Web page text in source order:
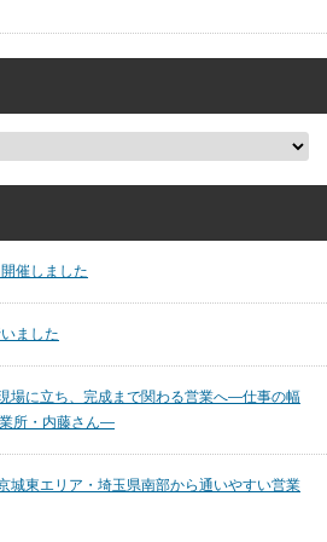
催しました
ました
場に立ち、完成まで関わる営業へ―仕事の幅
所・内藤さん―
城東エリア・埼玉県南部から通いやすい営業